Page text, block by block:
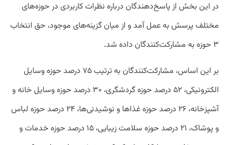
در این بخش از پاسخ‌دهندگان درباره نظرات کاربردی در حوزه‌های
مختلف پرسش به عمل آمد و از میان گزینه‌های موجود، حق انتخاب
۳ حوزه به مشارکت‌کنندگان داده شد.
بر این اساس، مشارکت‌کنندگان به ترتیب ۷۵ درصد حوزه وسایل
الکترونیکی، ۵۲ درصد حوزه گردشگری، ۳۰ درصد حوزه وسایل خانه و
آشپزخانه، ۲۶ درصد حوزه غذاها و نوشیدنی‌ها، ۲۴ درصد حوزه لباس
و پوشاک، ۲۱ درصد حوزه سلامت زیبایی، ۱۵ درصد حوزه خدمات و